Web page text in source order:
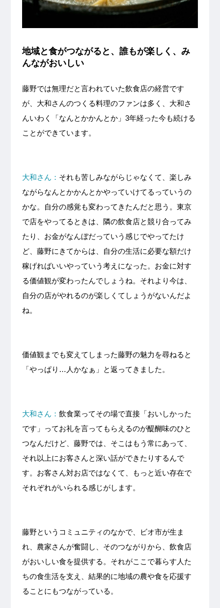
地域と食がつながると、誰もが楽しく、み
んながおいしい
藤野では無理だと言われていた飲食店の経営です
が、大和さんのつくる料理のファンは多く、大和さ
んいわく「なんとかかんとか」3年経った今も続ける
ことができています。
大和さん： それも苦しみながらじゃなくて、楽しみ
ながらなんとかかんとかやっていけてるっていうの
かな。自分の感覚も変わってきたんだと思う。東京
で店をやってるときは、隣の飲食店と競り合ってみ
たり、お金がなんぼだっていう感じでやってたけ
ど、藤野にきてからは、自分の生活に必要な額だけ
稼げればいいやっていう考えになった。お金に対す
る価値観が変わったんでしょうね。それより今は、
自分の店がやれるのが楽しくてしょうがないんだよ
ね。
価値観までも変えてしまった藤野の魅力を尋ねると
「やっぱり…人かなぁ」と返ってきました。
大和さん： 飲食業ってその場で直接「おいしかった
です」ってお礼を言ってもらえるのが醍醐味のひと
つなんだけど、藤野では、そこはもう常にあって、
それ以上にお客さんと深い話ができたりするんで
す。お客さん対お店ではなくて、もっと近い存在で
それぞれがいられる感じがします。
藤野というコミュニティのなかで、ビオ市が生ま
れ、農家さんが奮闘し、そのつながりから、飲食店
がおいしい食を提供する。それがここで暮らす人た
ちの食生活を支え、結果的に地域の農や食を応援す
ることにもつながっている。